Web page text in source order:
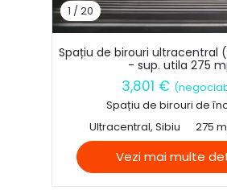
1 /20
Spațiu de birouri ultracentral
- sup. utila 275
3,801 €
Spațiu de birouri de
Ultracentral, Sibiu
275
Vezi mai multe